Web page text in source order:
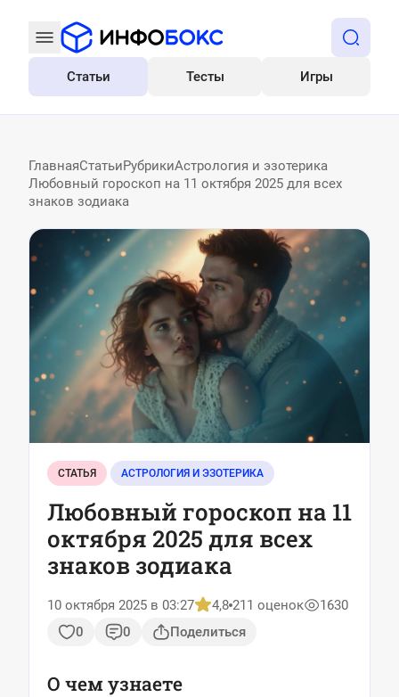
Все
Статьи Тесты Игры
ГлавнаяСтатьиРубрикиАстрология и эзотерика
Любовный гороскоп на 11 октября 2025 для всех
знаков зодиака
СТАТЬЯ АСТРОЛОГИЯ И ЭЗОТЕРИКА
Любовный гороскоп на 11
октября 2025 для всех
знаков зодиака
10 октября 2025 в 03:27 4,8 211 оценок
1630
0
0 Поделиться
О чем узнаете